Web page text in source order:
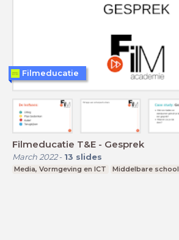
Filmeducatie T&E - Gesprek
March 2022- 13 slides
Media, Vormgeving en ICT Middelbare school
Filmeducatie